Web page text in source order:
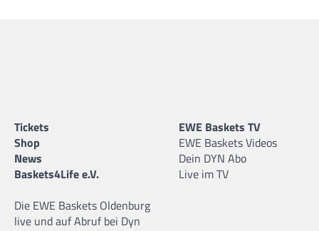
Tickets
Shop
News
Baskets4Life e.V.
Die EWE Baskets Oldenburg
live und auf Abruf bei Dyn
EWE Baskets TV
EWE Baskets Videos
Dein DYN Abo
Live im TV